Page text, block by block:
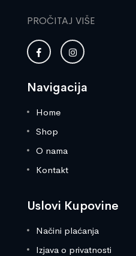
PROČITAJ VIŠE
Navigacija
Home
Shop
O nama
Kontakt
Uslovi Kupovine
Načini plaćanja
Izjava o privatnosti